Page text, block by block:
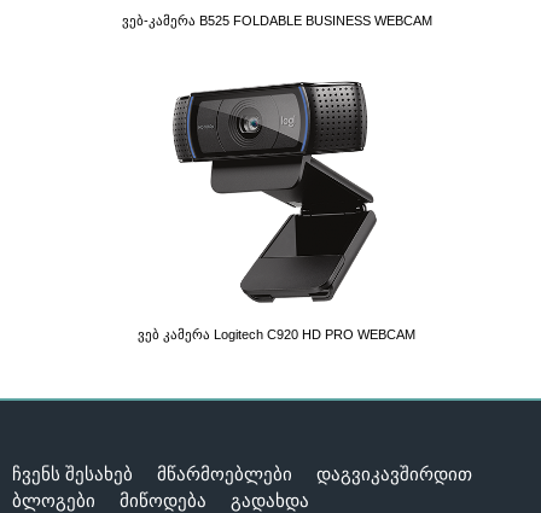
Ვებ-Კამერა B525 FOLDABLE BUSINESS WEBCAM
Ვებ Კამერა Logitech C920 HD PRO WEBCAM
ჩვენს შესახებ მწარმოებლები
დაგვიკავშირდით
ბლოგები
მიწოდება გადახდა